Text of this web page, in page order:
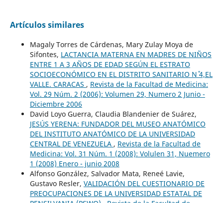
Artículos similares
Magaly Torres de Cárdenas, Mary Zulay Moya de
Sifontes, LACTANCIA MATERNA EN MADRES DE NIÑOS
ENTRE 1 A 3 AÑOS DE EDAD SEGÚN EL ESTRATO
SOCIOECONÓMICO EN EL DISTRITO SANITARIO N˚ 4,EL
VALLE. CARACAS , Revista de la Facultad de Medicina:
Vol. 29 Núm. 2 (2006): Volumen 29, Numero 2 Junio -
Diciembre 2006
David Loyo Guerra, Claudia Blandenier de Suárez,
JESÚS YERENA: FUNDADOR DEL MUSEO ANATÓMICO
DEL INSTITUTO ANATÓMICO DE LA UNIVERSIDAD
CENTRAL DE VENEZUELA , Revista de la Facultad de
Medicina: Vol. 31 Núm. 1 (2008): Volulen 31, Nuemero
1 (2008) Enero - junio 2008
Alfonso González, Salvador Mata, Reneé Lavie,
Gustavo Resler, VALIDACIÓN DEL CUESTIONARIO DE
PREOCUPACIONES DE LA UNIVERSIDAD ESTATAL DE